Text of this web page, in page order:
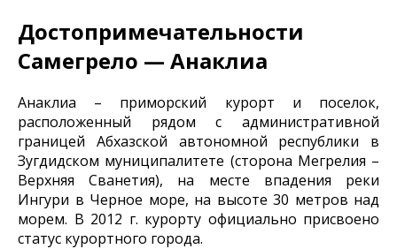
Достопримечательности
Самегрело — Анаклиа
Анаклиа – приморский курорт и поселок,
расположенный рядом с административной
границей Абхазской автономной республики в
Зугдидском муниципалитете (сторона Мегрелия –
Верхняя Сванетия), на месте впадения реки
Ингури в Черное море, на высоте 30 метров над
морем. В 2012 г. курорту официально присвоено
статус курортного города.